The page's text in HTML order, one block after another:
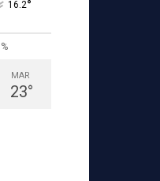
16.2°
MAR
23°